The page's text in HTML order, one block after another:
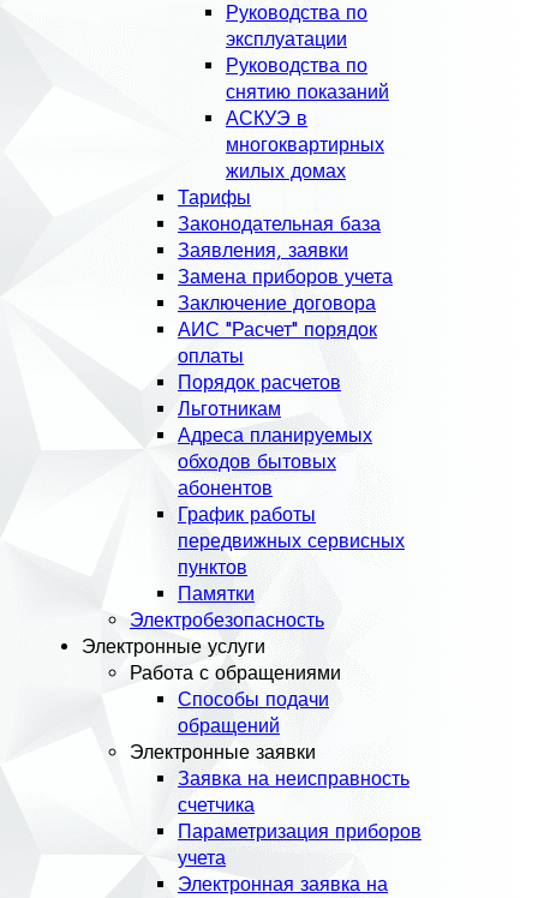
Руководства по
эксплуатации
Руководства по
снятию показаний
АСКУЭ в
многоквартирных
жилых домах
Тарифы
Законодательная база
Заявления, заявки
Замена приборов учета
Заключение договора
АИС "Расчет" порядок
оплаты
Порядок расчетов
Льготникам
Адреса планируемых
обходов бытовых
абонентов
График работы
передвижных сервисных
пунктов
Памятки
Электробезопасность
Электронные услуги
Работа с обращениями
Способы подачи
обращений
Электронные заявки
Заявка на неисправность
счетчика
Параметризация приборов
учета
Электронная заявка на